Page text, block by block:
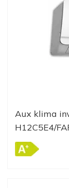
Aux klima
H12C5E4/